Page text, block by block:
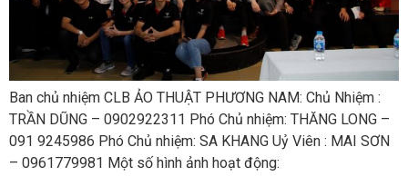
Ban chủ nhiệm CLB ẢO THUẬT PHƯƠNG NAM: Chủ Nhiệm :
TRẦN DŨNG – 0902922311 Phó Chủ nhiệm: THĂNG LONG –
091 9245986 Phó Chủ nhiệm: SA KHANG Uỷ Viên : MAI SƠN
– 0961779981 Một số hình ảnh hoạt động: